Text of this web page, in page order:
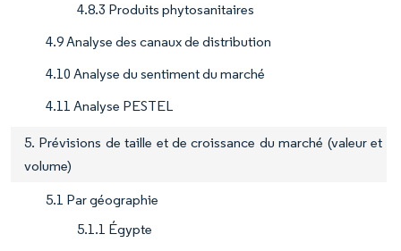
4.8.3 Produits phytosanitaires
4.9 Analyse des canaux de distribution
4.10 Analyse du sentiment du marché
4.11 Analyse PESTEL
5. Prévisions de taille et de croissance du marché (valeur et
volume)
5.1 Par géographie
5.1.1 Égypte